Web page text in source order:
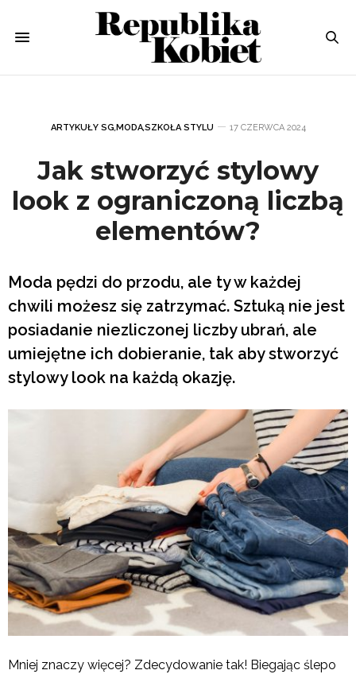
ARTYKUŁY SG,MODA,SZKOŁA STYLU 17 CZERWCA 2024
Jak stworzyć stylowy
look z ograniczoną liczbą
elementów?
Moda pędzi do przodu, ale ty w każdej
chwili możesz się zatrzymać. Sztuką nie jest
posiadanie niezliczonej liczby ubrań, ale
umiejętne ich dobieranie, tak aby stworzyć
stylowy look na każdą okazję.
Mniej znaczy więcej? Zdecydowanie tak! Biegając ślepo